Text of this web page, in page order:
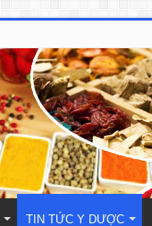
TIN TỨC Y DƯỢC